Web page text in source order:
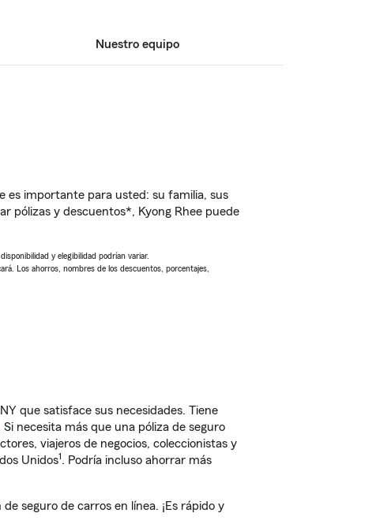
Nuestro equipo
es importante para usted: su familia, sus
pólizas y descuentos*, Kyong Rhee puede
y elegibilidad podrían variar.
Los ahorros, nombres de los descuentos, porcentajes,
que satisface sus necesidades. Tiene
Si necesita más que una póliza de seguro
viajeros de negocios, coleccionistas y
Unidos1. Podría incluso ahorrar más
seguro de carros en línea. ¡Es rápido y